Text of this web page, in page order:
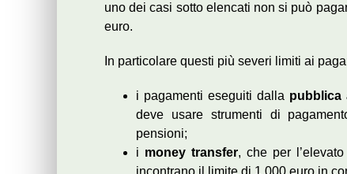
uno dei casi sotto elencati non si può
euro.
In particolare questi più severi limiti ai
i pagamenti eseguiti dalla pubblica
deve usare strumenti di
pensioni;
i money transfer, che per
incontrano il limite di 1.000 euro in